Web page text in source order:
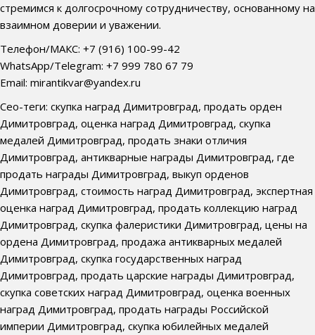
стремимся к долгосрочному сотрудничеству, основанному на
взаимном доверии и уважении.
Телефон/МАКС: +7 (916) 100-99-42
WhatsApp/Telegram: +7 999 780 67 79
Email: mirantikvar@yandex.ru
Сео-теги: скупка наград Димитровград, продать орден
Димитровград, оценка наград Димитровград, скупка
медалей Димитровград, продать знаки отличия
Димитровград, антикварные награды Димитровград, где
продать награды Димитровград, выкуп орденов
Димитровград, стоимость наград Димитровград, экспертная
оценка наград Димитровград, продать коллекцию наград
Димитровград, скупка фалеристики Димитровград, цены на
ордена Димитровград, продажа антикварных медалей
Димитровград, скупка государственных наград
Димитровград, продать царские награды Димитровград,
скупка советских наград Димитровград, оценка военных
наград Димитровград, продать награды Российской
империи Димитровград, скупка юбилейных медалей